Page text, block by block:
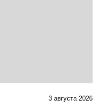
3 августа 2026